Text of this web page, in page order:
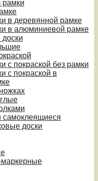
рамки
в деревянной рамке
в алюминиевой рамке
с покраской без рамки
с покраской в
самоклеящиеся
доски
маркерные